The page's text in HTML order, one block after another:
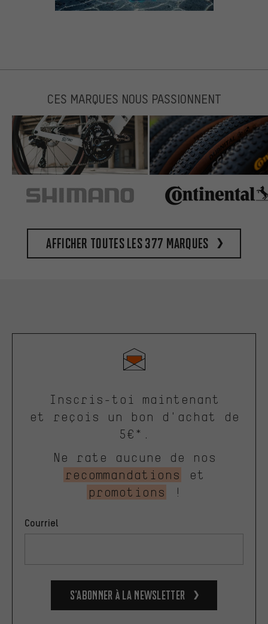
CES MARQUES NOUS PASSIONNENT
Afficher toutes les 377 marques
Inscris-toi maintenant
et reçois un bon d'achat de
5€*.
Ne rate aucune de nos
recommandations
et
promotions
!
Courriel
S’abonner à la newsletter